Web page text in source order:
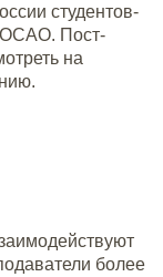
студентов-
Пост-
на
более